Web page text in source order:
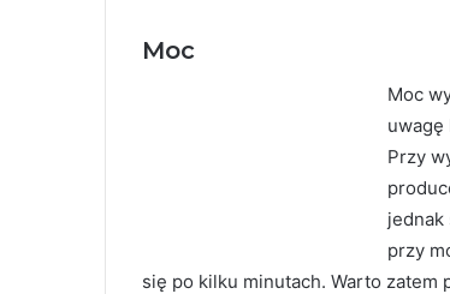
Moc
Moc
uwagę
Przy
jednak
przy
się po kilku minutach. Warto zatem